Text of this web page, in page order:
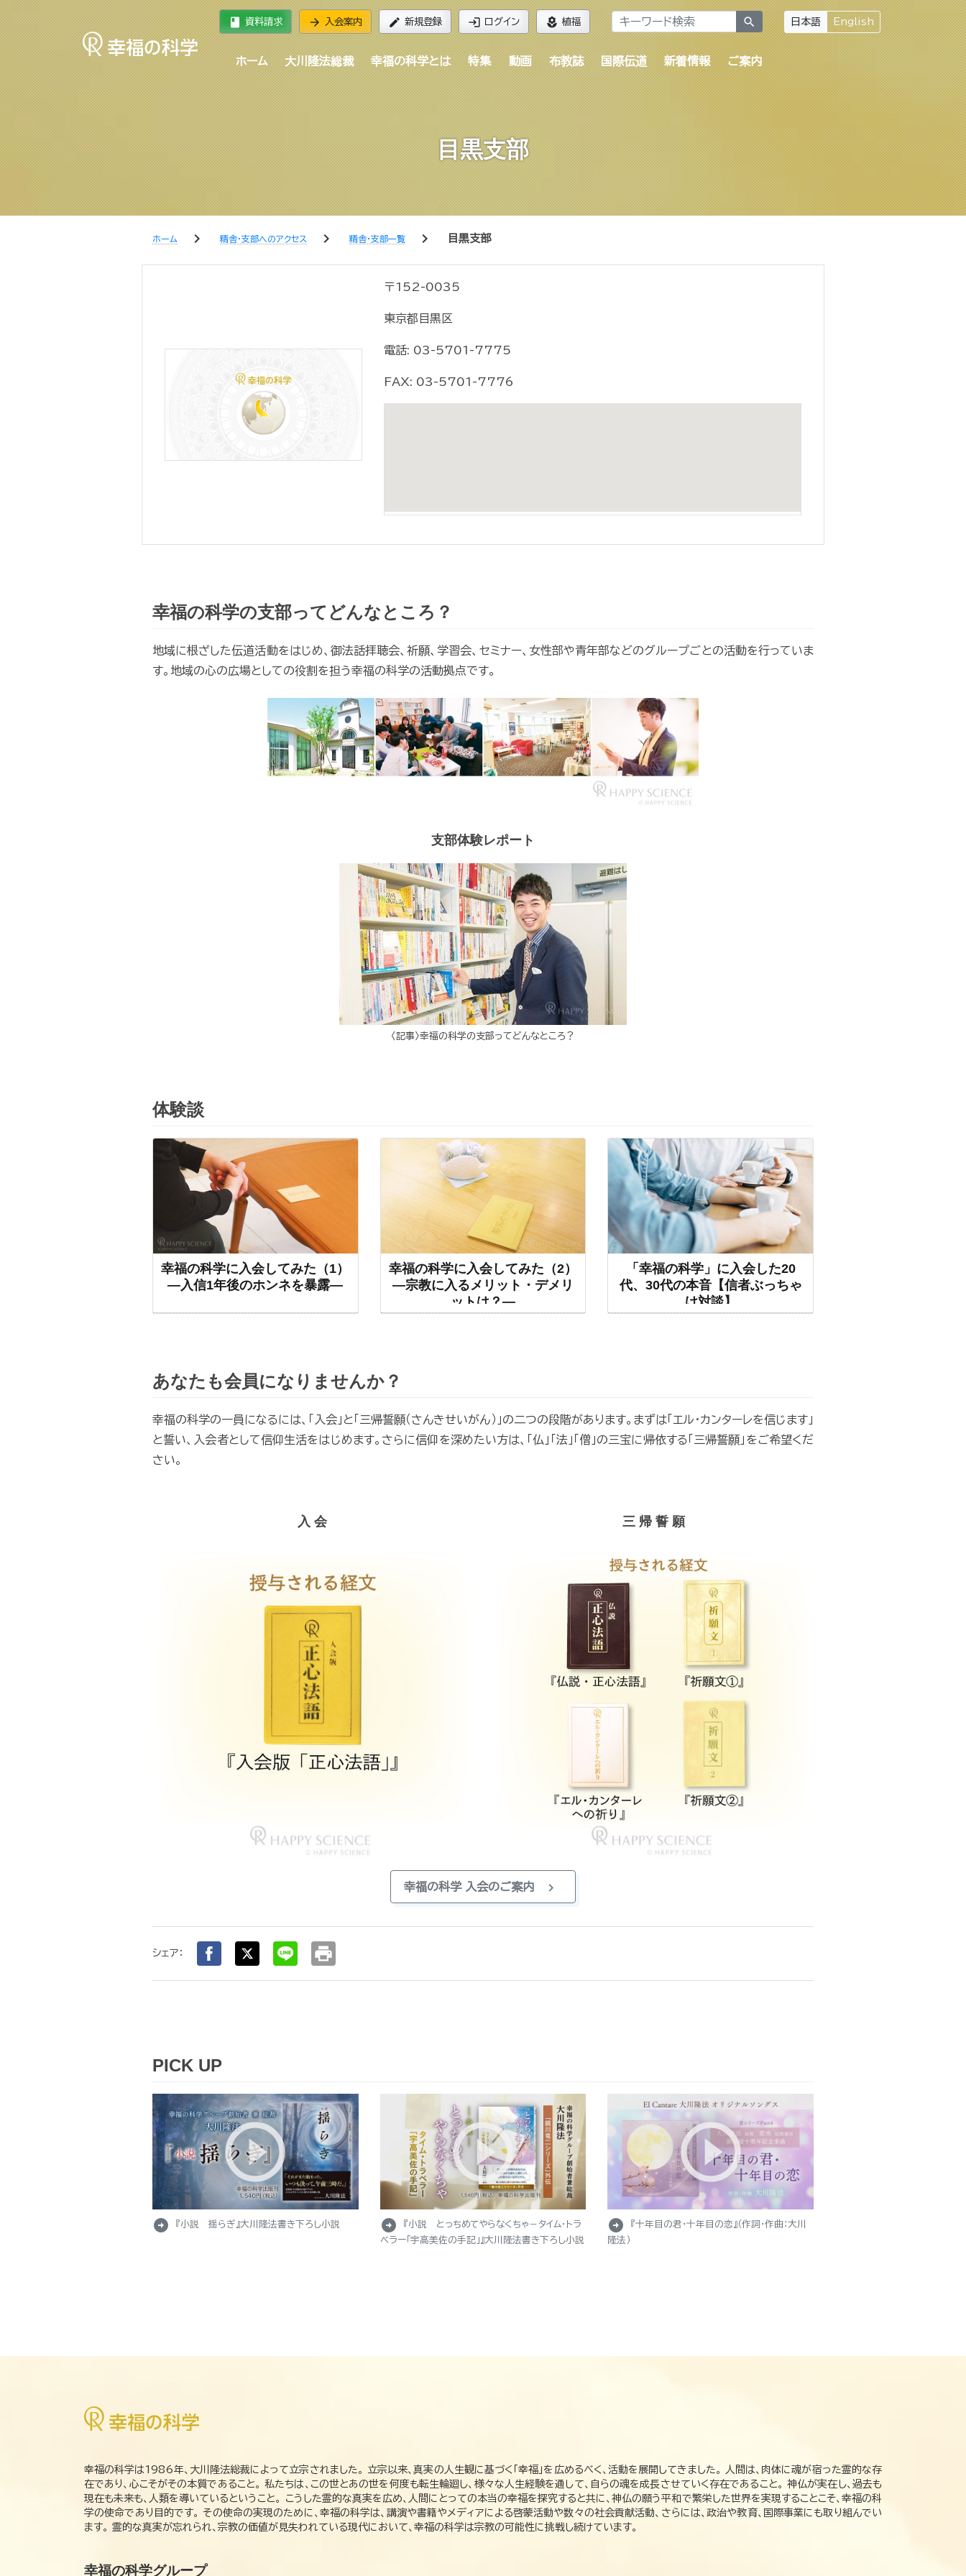
book 資料請求 arrow_forward 入会案内 edit 新規登録 login ログイン local_florist 植福 search 日本語 English
ホーム 大川隆法総裁 幸福の科学とは 特集 動画 布教誌 国際伝道 新着情報 ご案内
目黒支部
ホーム chevron_right 精舎・支部へのアクセス chevron_right 精舎・支部一覧 chevron_right 目黒支部
〒152-0035
東京都目黒区
電話: 03-5701-7775
FAX: 03-5701-7776
幸福の科学の支部ってどんなところ？
地域に根ざした伝道活動をはじめ、御法話拝聴会、祈願、学習会、セミナー、女性部や青年部などのグループごとの活動を行っていま
す。地域の心の広場としての役割を担う幸福の科学の活動拠点です。
支部体験レポート
〈記事〉幸福の科学の支部ってどんなところ？
体験談
幸福の科学に入会してみた（1）
―入信1年後のホンネを暴露―
幸福の科学に入会してみた（2）
―宗教に入るメリット・デメリ
ットは？―
「幸福の科学」に入会した20
代、30代の本音【信者ぶっちゃ
け対談】
あなたも会員になりませんか？
幸福の科学の一員になるには、「入会」と「三帰誓願（さんきせいがん）」の二つの段階があります。まずは「エル・カンターレを信じます」
と誓い、入会者として信仰生活をはじめます。さらに信仰を深めたい方は、「仏」「法」「僧」の三宝に帰依する「三帰誓願」をご希望くだ
さい。
入 会 三 帰 誓 願
幸福の科学 入会のご案内 chevron_right
シェア： print
PICK UP
arrow_circle_right 『小説 揺らぎ』大川隆法書き下ろし小説 arrow_circle_right
『小説 とっちめてやらなくちゃ－タイム・トラ
ベラー「宇高美佐の手記」』大川隆法書き下ろし小説
arrow_circle_right
『十年目の君・十年目の恋』（作詞・作曲：大川
隆法）
幸福の科学は1986年、大川隆法総裁によって立宗されました。 立宗以来、真実の人生観に基づく「幸福」を広めるべく、活動を展開してきました。 人間は、肉体に魂が宿った霊的な存
在であり、心こそがその本質であること。 私たちは、この世とあの世を何度も転生輪廻し、様々な人生経験を通して、自らの魂を成長させていく存在であること。 神仏が実在し、過去も
現在も未来も、人類を導いているということ。 こうした霊的な真実を広め、人間にとっての本当の幸福を探究すると共に、神仏の願う平和で繁栄した世界を実現することこそ、幸福の科
学の使命であり目的です。 その使命の実現のために、幸福の科学は、講演や書籍やメディアによる啓蒙活動や数々の社会貢献活動、さらには、政治や教育、国際事業にも取り組んでい
ます。 霊的な真実が忘れられ、宗教の価値が見失われている現代において、幸福の科学は宗教の可能性に挑戦し続けています。
幸福の科学グループ